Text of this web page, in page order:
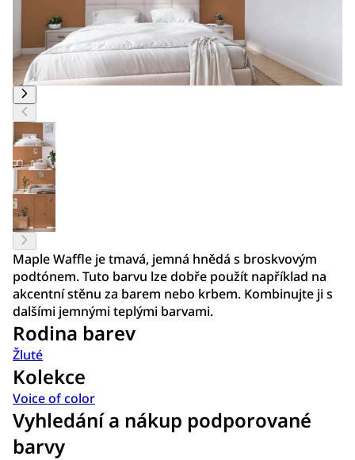
Maple Waffle je tmavá, jemná hnědá s broskvovým
podtónem. Tuto barvu lze dobře použít například na
akcentní stěnu za barem nebo krbem. Kombinujte ji s
dalšími jemnými teplými barvami.
Rodina barev
Žluté
Kolekce
Voice of color
Vyhledání a nákup podporované
barvy